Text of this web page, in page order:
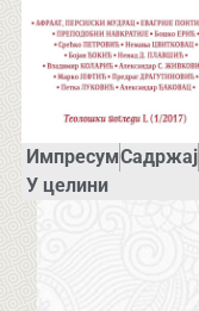
ИмпресумСадржај
У целини